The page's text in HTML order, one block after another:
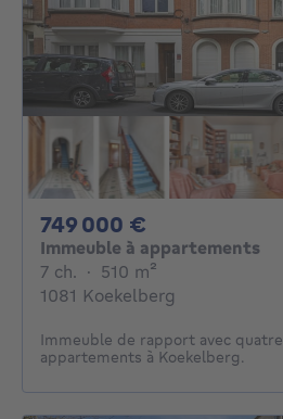
749 000 €
Immeuble à appartements
7 ch. 7 chambres
· 510 m²
1081 Koekelberg
Immeuble de rapport avec quatre
appartements à Koekelberg.